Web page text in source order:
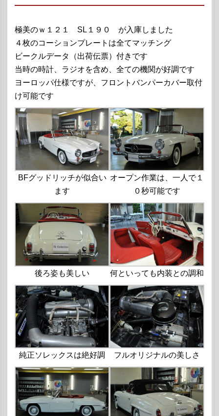
極美のｗ１２１ SL１９０ が入庫しました
４枚のコーションプレートは全てマッチング
ビークルデータ（出荷伝票）付きです
当時の時計、ラジオを含め、全ての機関が好調です
ヨーロッパ仕様ですが、フロントバンパーカバー取付
け可能です
BFグッドリッチが似合い
ます
オープン作業は、一人で１
０秒可能です
後ろ姿も美しい 何といっても内装との調和
純正ソレックスは絶好調 フルオリジナルの美しさ